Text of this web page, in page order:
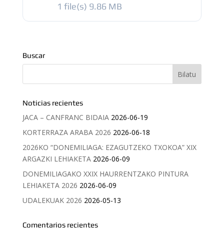
1 file(s) 9.86 MB
Buscar
Noticias recientes
JACA – CANFRANC BIDAIA 2026-06-19
KORTERRAZA ARABA 2026 2026-06-18
2026KO “DONEMILIAGA: EZAGUTZEKO TXOKOA” XIX
ARGAZKI LEHIAKETA 2026-06-09
DONEMILIAGAKO XXIX HAURRENTZAKO PINTURA
LEHIAKETA 2026 2026-06-09
UDALEKUAK 2026 2026-05-13
Comentarios recientes